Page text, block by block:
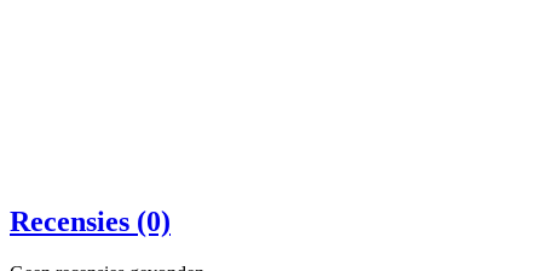
Recensies (0)